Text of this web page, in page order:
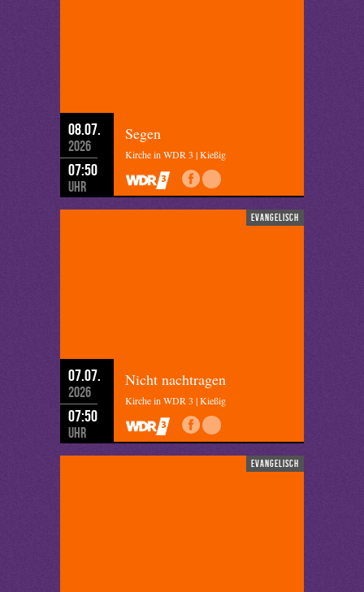
08.07.
2026
07:50
Uhr
Segen
Kirche in WDR 3 | Kießig
evangelisch
07.07.
2026
07:50
Uhr
Nicht nachtragen
Kirche in WDR 3 | Kießig
evangelisch